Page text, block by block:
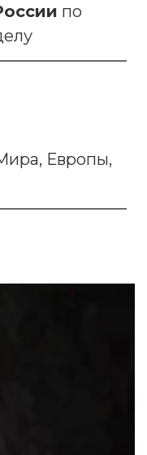
по
Европы,